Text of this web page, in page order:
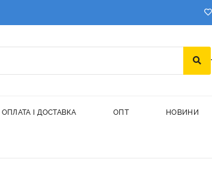
ОПЛАТА І ДОСТАВКА ОПТ НОВИНИ